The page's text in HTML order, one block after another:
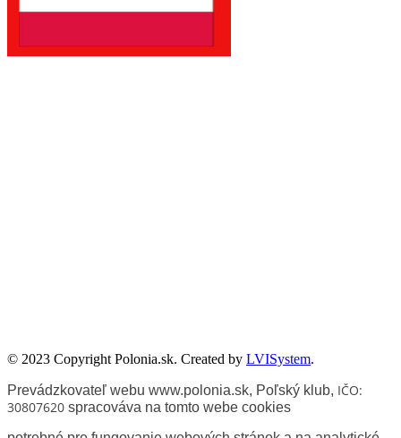
© 2023 Copyright Polonia.sk. Created by LVISystem.
Prevádzkovateľ webu www.polonia.sk, Poľský klub, IČO:
30807620 spracováva na tomto webe cookies